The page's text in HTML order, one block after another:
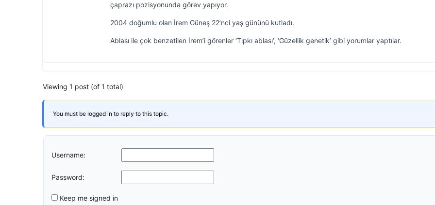
çaprazı pozisyonunda görev yapıyor.
2004 doğumlu olan İrem Güneş 22’nci yaş gününü kutladı.
Ablası ile çok benzetilen İrem’i görenler ‘Tıpkı ablası’, ‘Güzellik genetik’ gibi yorumlar yaptılar.
Viewing 1 post (of 1 total)
You must be logged in to reply to this topic.
Username:
Password:
Keep me signed in